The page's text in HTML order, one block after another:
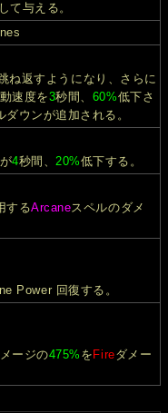
て与える。
ね返すようになり、さらに
速度を3秒間、 60%低下さ
ダウンが追加される。
4秒間、20%低下する。
するArcaneスペルのダメ
Power 回復する。
ージの475% を Fireダメー